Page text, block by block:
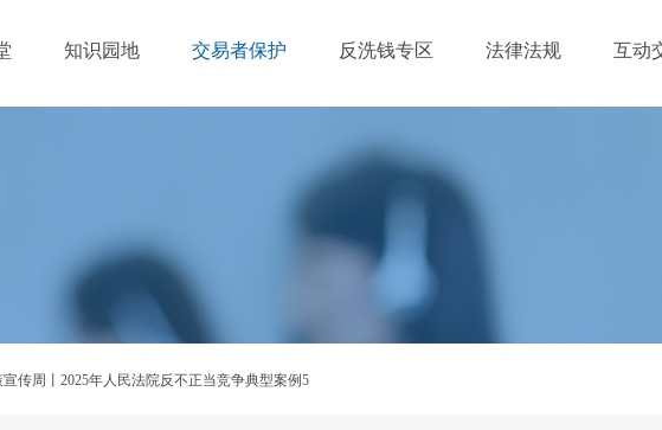
知识园地 交易者保护 反洗钱专区 法律法规 互动
传周丨2025年人民法院反不正当竞争典型案例5